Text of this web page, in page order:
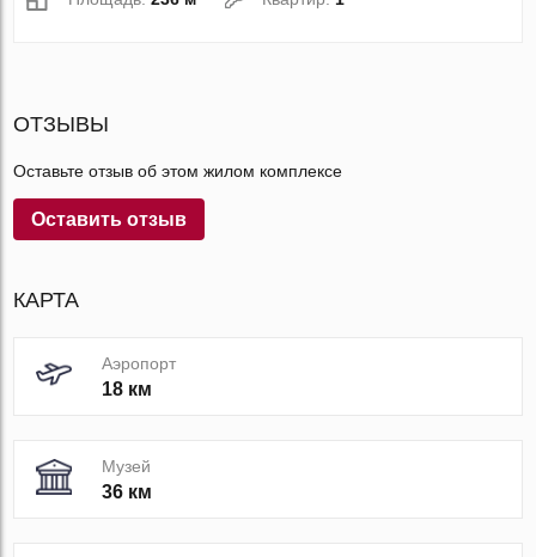
ОТЗЫВЫ
Оставьте отзыв об этом жилом комплексе
Оставить отзыв
КАРТА
Аэропорт
18 км
Музей
36 км